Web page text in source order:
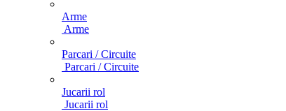
Arme
Arme
Parcari / Circuite
Parcari / Circuite
Jucarii rol
Jucarii rol